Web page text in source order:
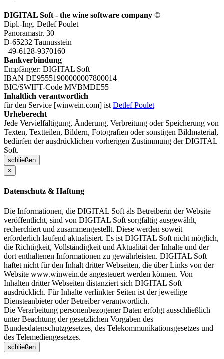
DIGITAL Soft - the wine software company ©
Dipl.-Ing. Detlef Poulet
Panoramastr. 30
D-65232 Taunusstein
+49-6128-9370160
Bankverbindung
Empfänger: DIGITAL Soft
IBAN DE95551900000007800014
BIC/SWIFT-Code MVBMDE55
Inhaltlich verantwortlich
für den Service [winwein.com] ist Detlef Poulet
Urheberecht
Jede Vervielfältigung, Änderung, Verbreitung oder Speicherung von
Texten, Textteilen, Bildern, Fotografien oder sonstigen Bildmaterial,
bedürfen der ausdrücklichen vorherigen Zustimmung der DIGITAL
Soft.
schließen
×
Datenschutz & Haftung
Die Informationen, die DIGITAL Soft als Betreiberin der Website
veröffentlicht, sind von DIGITAL Soft sorgfältig ausgewählt,
recherchiert und zusammengestellt. Diese werden soweit
erforderlich laufend aktualisiert. Es ist DIGITAL Soft nicht möglich,
die Richtigkeit, Vollständigkeit und Aktualität der Inhalte und der
dort enthaltenen Informationen zu gewährleisten. DIGITAL Soft
haftet nicht für den Inhalt dritter Webseiten, die über Links von der
Website www.winwein.de angesteuert werden können. Von
Inhalten dritter Webseiten distanziert sich DIGITAL Soft
ausdrücklich. Für Inhalte verlinkter Seiten ist der jeweilige
Diensteanbieter oder Betreiber verantwortlich.
Die Verarbeitung personenbezogener Daten erfolgt ausschließlich
unter Beachtung der gesetzlichen Vorgaben des
Bundesdatenschutzgesetzes, des Telekommunikationsgesetzes und
des Telemediengesetzes.
schließen